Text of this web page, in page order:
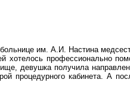
им. А.И. Настина
профессионально
девушка получила
процедурного кабинета. А